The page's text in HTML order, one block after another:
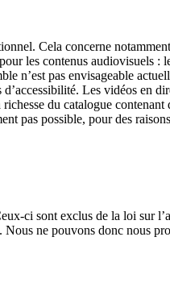
Cela concerne
les contenus audiovisuels
n’est pas envisageable
Les vidéos en
du catalogue
pas possible, pour des
ci sont exclus de la loi sur
ne pouvons donc nous